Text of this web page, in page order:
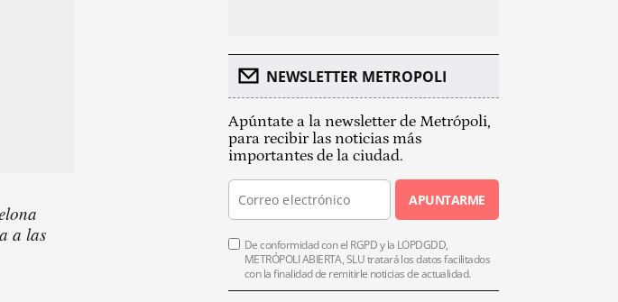
a las
NEWSLETTER METROPOLI
Apúntate a la newsletter de Metrópoli,
para recibir las noticias más
importantes de la ciudad.
APUNTARME
De conformidad con el RGPD y la LOPDGDD,
METRÓPOLI ABIERTA, SLU tratará los datos facilitados
con la finalidad de remitirle noticias de actualidad.